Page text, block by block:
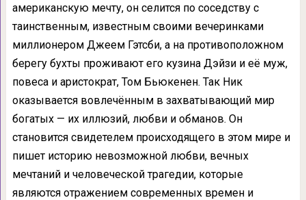
американскую мечту, он селится по соседству с
таинственным, известным своими вечеринками
миллионером Джеем Гэтсби, а на противоположном
берегу бухты проживают его кузина Дэйзи и её муж,
повеса и аристократ, Том Бьюкенен. Так Ник
оказывается вовлечённым в захватывающий мир
богатых — их иллюзий, любви и обманов. Он
становится свидетелем происходящего в этом мире и
пишет историю невозможной любви, вечных
мечтаний и человеческой трагедии, которые
являются отражением современных времен и